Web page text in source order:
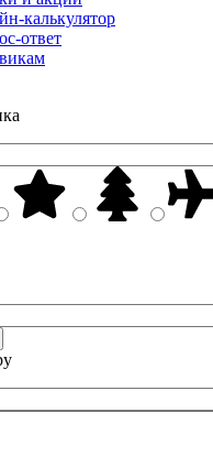
калькулятор
ответ